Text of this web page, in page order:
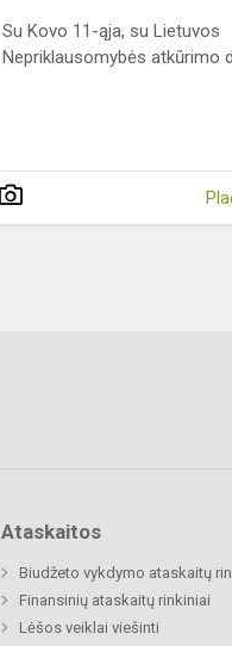
Su Kovo 11-ąja, su Lietuvos
Nepriklausomybės atkūrimo
Ataskaitos
Biudžeto vykdymo ataskaitų
Finansinių ataskaitų rinkiniai
Lėšos veiklai viešinti